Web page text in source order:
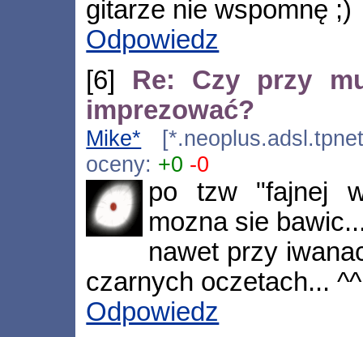
gitarze nie wspomnę ;)
Odpowiedz
[6] Re: Czy przy
imprezować?
Mike*
oceny: +0 -0
po tzw "fajnej
mozna sie
nawet przy
czarnych oczetach... ^^
Odpowiedz